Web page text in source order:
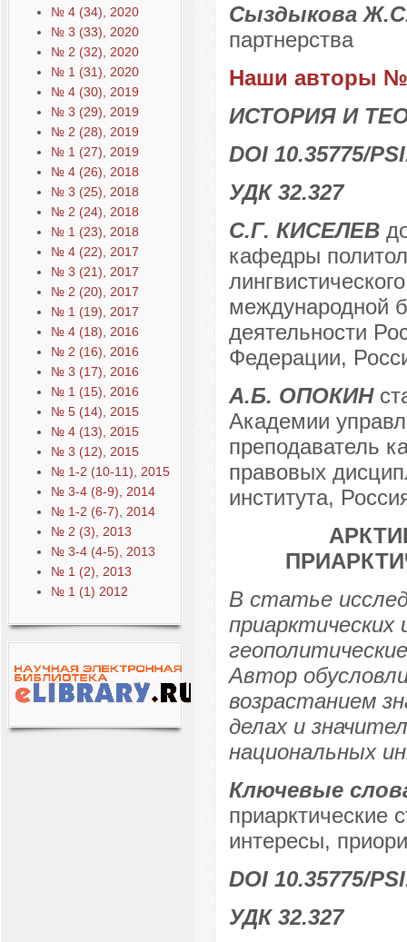
№ 4 (34), 2020
№ 3 (33), 2020
№ 2 (32), 2020
№ 1 (31), 2020
№ 4 (30), 2019
№ 3 (29), 2019
№ 2 (28), 2019
№ 1 (27), 2019
№ 4 (26), 2018
№ 3 (25), 2018
№ 2 (24), 2018
№ 1 (23), 2018
№ 4 (22), 2017
№ 3 (21), 2017
№ 2 (20), 2017
№ 1 (19), 2017
№ 4 (18), 2016
№ 2 (16), 2016
№ 3 (17), 2016
№ 1 (15), 2016
№ 5 (14), 2015
№ 4 (13), 2015
№ 3 (12), 2015
№ 1-2 (10-11), 2015
№ 3-4 (8-9), 2014
№ 1-2 (6-7), 2014
№ 2 (3), 2013
№ 3-4 (4-5), 2013
№ 1 (2), 2013
№ 1 (1) 2012
Сыздыкова
партнерства
Наши авторы №
ИСТОРИЯ И
DOI 10.35775/
УДК 32.327
С.Г. КИСЕЛЕВ
кафедры
международной
деятельности
Федерации,
А.Б. ОПОКИН
Академии
преподаватель
правовых
института,
В статье
приарктических
Автор
возрастанием
делах и
национальных
Ключевые
приарктические
интересы,
DOI 10.35775/
УДК 32.327